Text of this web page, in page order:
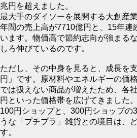
兆円を超えました。
最大手のダイソーを展開する大創産
年間の売上高が7710億円と、15年連
います。物価高で節約志向が強まる
しろ伸びているのです。
ただし、その中身を見ると、成長を
円」です。原材料やエネルギーの価
では扱えない商品が増えたため、各
円といった価格帯を広げてきました。
100円ショップと、300円ショップの
うな「プチプラ」雑貨との境目は、
す。